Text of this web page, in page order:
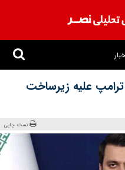
ترامپ علیه زیرساخت
نسخه چاپی